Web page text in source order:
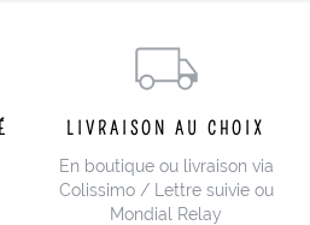
LIVRAISON AU CHOIX
En boutique ou livraison via
Colissimo / Lettre suivie ou
Mondial Relay